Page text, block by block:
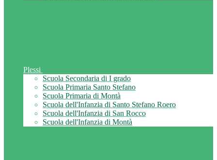
Plessi
Scuola Secondaria di I grado
Scuola Primaria Santo Stefano
Scuola Primaria di Montà
Scuola dell'Infanzia di Santo Stefano Roero
Scuola dell'Infanzia di San Rocco
Scuola dell'Infanzia di Montà